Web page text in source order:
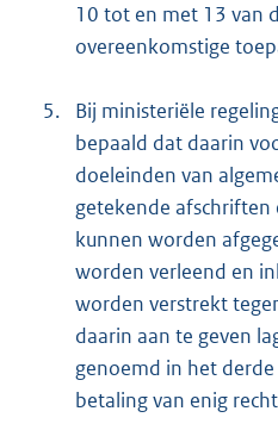
10 tot en met 13 van
overeenkomstige
5.
Bij ministeriële
bepaald dat daarin
doeleinden van
getekende afschriften
kunnen worden
worden verleend en
worden verstrekt
daarin aan te geven
genoemd in het
betaling van enig